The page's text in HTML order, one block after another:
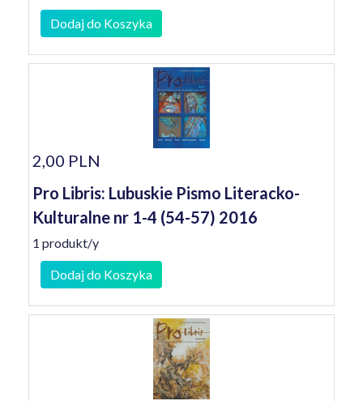
Dodaj do Koszyka
2,00 PLN
Pro Libris: Lubuskie Pismo Literacko-
Kulturalne nr 1-4 (54-57) 2016
1 produkt/y
Dodaj do Koszyka